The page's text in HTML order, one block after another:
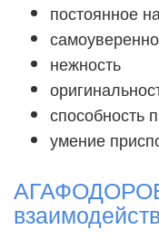
постоянное
нежность
способность
умение